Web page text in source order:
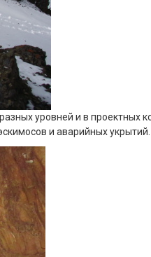
уровней и в проектных
и аварийных укрытий.